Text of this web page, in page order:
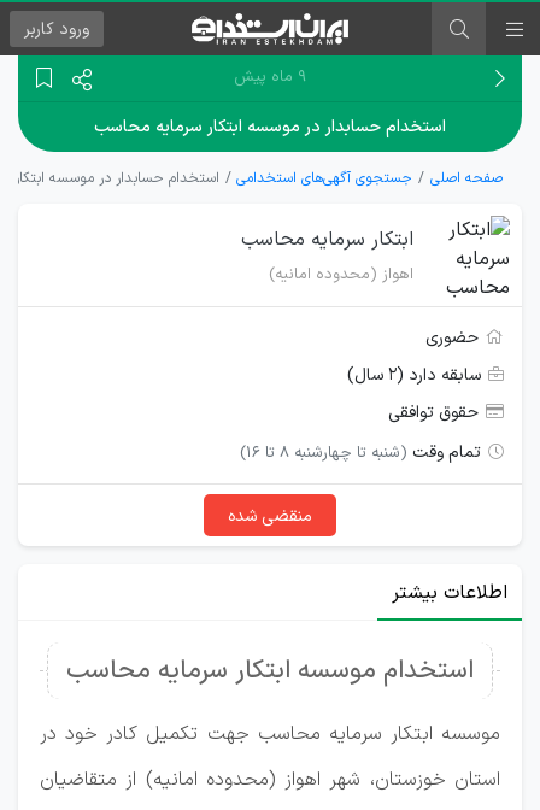
ورود کاربر
۹ ماه پیش
استخدام حسابدار در موسسه ابتکار سرمایه محاسب
صفحه اصلی جستجوی آگهی‌های استخدامی استخدام حسابدار در موسسه ابتکار
ابتکار سرمایه محاسب
اهواز (محدوده امانیه)
حضوری
سابقه دارد (۲ سال)
حقوق توافقی
تمام وقت (شنبه تا چهارشنبه 8 تا 16)
منقضی شده
اطلاعات بیشتر
استخدام موسسه ابتکار سرمایه محاسب
موسسه ابتکار سرمایه محاسب جهت تکمیل کادر خود در
استان خوزستان، شهر اهواز (محدوده امانیه) از متقاضیان